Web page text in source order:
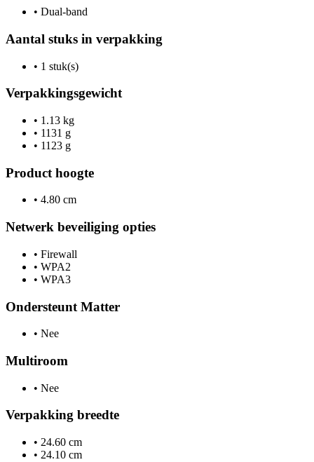
• Dual-band
Aantal stuks in verpakking
• 1 stuk(s)
Verpakkingsgewicht
• 1.13 kg
• 1131 g
• 1123 g
Product hoogte
• 4.80 cm
Netwerk beveiliging opties
• Firewall
• WPA2
• WPA3
Ondersteunt Matter
• Nee
Multiroom
• Nee
Verpakking breedte
• 24.60 cm
• 24.10 cm